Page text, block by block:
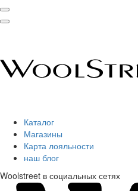
Каталог
Магазины
Карта лояльности
наш блог
Woolstreet в социальных сетях